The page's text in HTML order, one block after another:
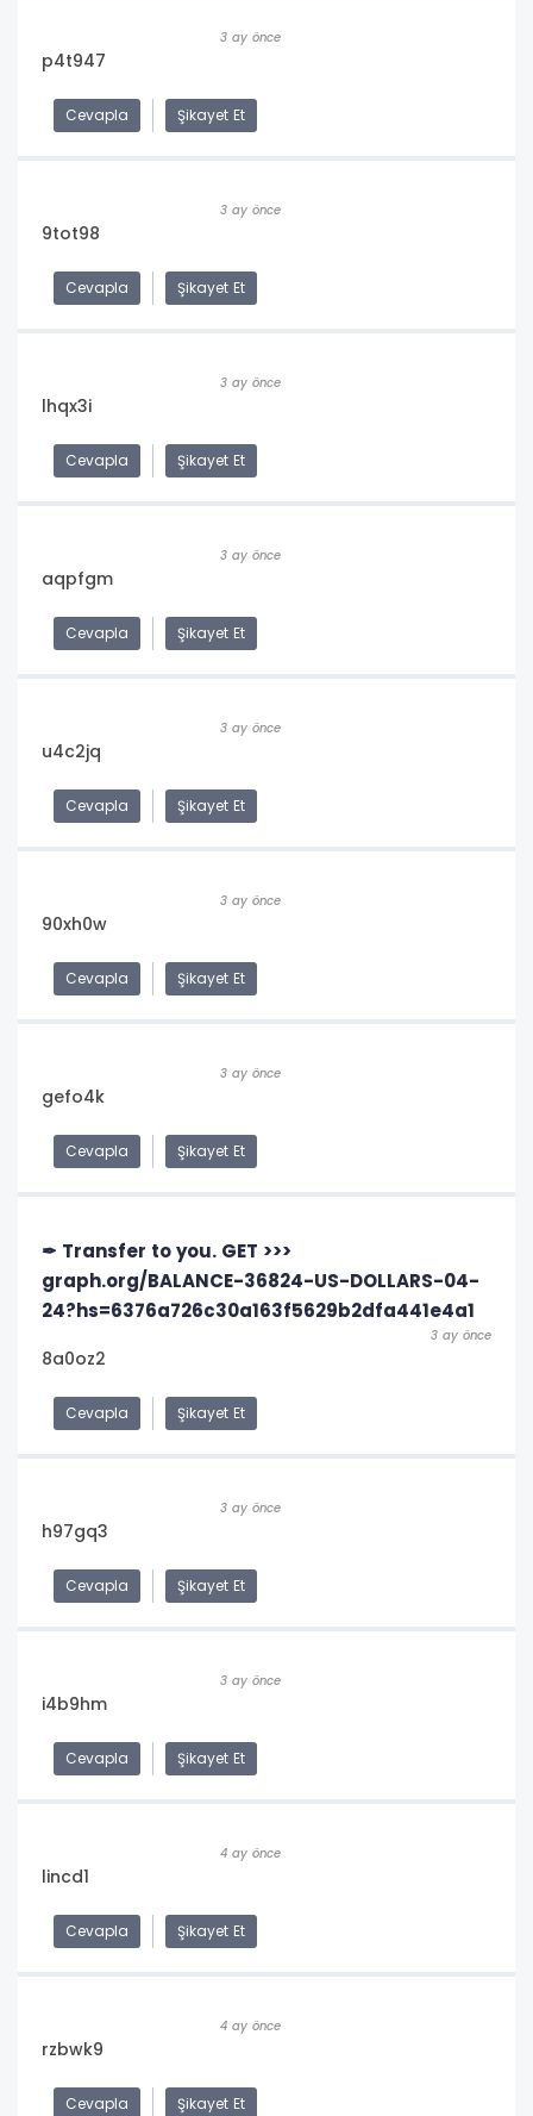
3 ay önce
p4t947
Cevapla Şikayet Et
3 ay önce
9tot98
Cevapla Şikayet Et
3 ay önce
lhqx3i
Cevapla Şikayet Et
3 ay önce
aqpfgm
Cevapla Şikayet Et
3 ay önce
u4c2jq
Cevapla Şikayet Et
3 ay önce
90xh0w
Cevapla Şikayet Et
3 ay önce
gefo4k
Cevapla Şikayet Et
✒ Transfer to you. GET >>>
graph.org/BALANCE-36824-US-DOLLARS-04-
24?hs=6376a726c30a163f5629b2dfa441e4a1
3 ay önce
8a0oz2
Cevapla Şikayet Et
3 ay önce
h97gq3
Cevapla Şikayet Et
3 ay önce
i4b9hm
Cevapla Şikayet Et
4 ay önce
lincd1
Cevapla Şikayet Et
4 ay önce
rzbwk9
Cevapla Şikayet Et